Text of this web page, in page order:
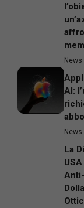
News
AI:
News
La